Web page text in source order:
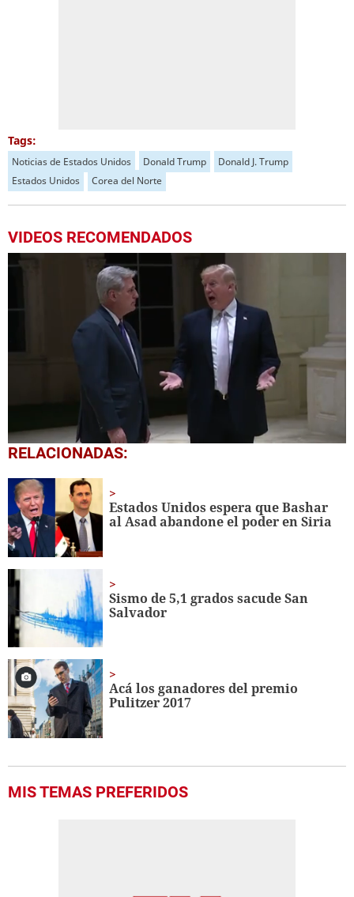
Tags:
Noticias de Estados Unidos Donald Trump
Donald J. Trump
Estados Unidos
Corea del Norte
VIDEOS RECOMENDADOS
0
seconds
45
seconds
RELACIONADAS:
Estados Unidos espera que Bashar
al Asad abandone el poder en Siria
Sismo de 5,1 grados sacude San
Salvador
Acá los ganadores del premio
Pulitzer 2017
MIS TEMAS PREFERIDOS